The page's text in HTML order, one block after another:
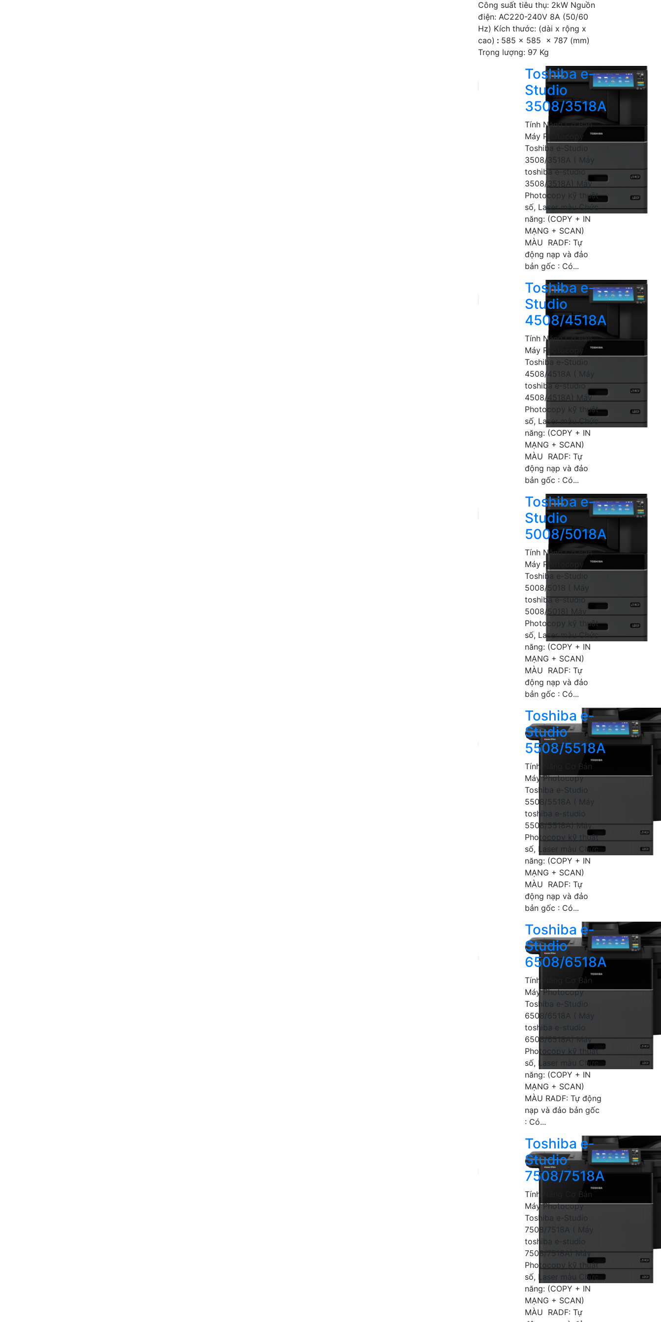
Công suất tiêu thụ: 2kW Nguồn
điện: AC220-240V 8A (50/60
Hz) Kích thước: (dài x rộng x
cao) : 585 x 585 x 787 (mm)
Trọng lượng: 97 Kg
Toshiba e-
Studio
3508/3518A
Tính Năng Cơ Bản
Máy Photocopy
Toshiba e-Studio
3508/3518A ( Máy
toshiba e-studio
3508/3518A) Máy
Photocopy kỹ thuật
số, Laser màu Chức
năng: (COPY + IN
MẠNG + SCAN)
MÀU RADF: Tự
động nạp và đảo
bản gốc : Có...
Toshiba e-
Studio
4508/4518A
Tính Năng Cơ Bản
Máy Photocopy
Toshiba e-Studio
4508/4518A ( Máy
toshiba e-studio
4508/4518A) Máy
Photocopy kỹ thuật
số, Laser màu Chức
năng: (COPY + IN
MẠNG + SCAN)
MÀU RADF: Tự
động nạp và đảo
bản gốc : Có...
Toshiba e-
Studio
5008/5018A
Tính Năng Cơ Bản
Máy Photocopy
Toshiba e-Studio
5008/5018 ( Máy
toshiba e-studio
5008/5018) Máy
Photocopy kỹ thuật
số, Laser màu Chức
năng: (COPY + IN
MẠNG + SCAN)
MÀU RADF: Tự
động nạp và đảo
bản gốc : Có...
Toshiba e-
Studio
5508/5518A
Tính Năng Cơ Bản
Máy Photocopy
Toshiba e-Studio
5508/5518A ( Máy
toshiba e-studio
5508/5518A) Máy
Photocopy kỹ thuật
số, Laser màu Chức
năng: (COPY + IN
MẠNG + SCAN)
MÀU RADF: Tự
động nạp và đảo
bản gốc : Có...
Toshiba e-
Studio
6508/6518A
Tính Năng Cơ Bản
Máy Photocopy
Toshiba e-Studio
6508/6518A ( Máy
toshiba e-studio
6508/6518A) Máy
Photocopy kỹ thuật
số, Laser màu Chức
năng: (COPY + IN
MẠNG + SCAN)
MÀU RADF: Tự động
nạp và đảo bản gốc
: Có...
Toshiba e-
Studio
7508/7518A
Tính Năng Cơ Bản
Máy Photocopy
Toshiba e-Studio
7508/7518A ( Máy
toshiba e-studio
7508/7518A) Máy
Photocopy kỹ thuật
số, Laser màu Chức
năng: (COPY + IN
MẠNG + SCAN)
MÀU RADF: Tự